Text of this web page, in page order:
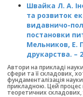
Швайка Л. А.
та розвиток
видавничо-
постановки
Мельников, Е.
друкарства. –
Автори на прикладі
сфери та її складових,
фундаменталізація
прикладною. Цей процес
теоретичних складових,